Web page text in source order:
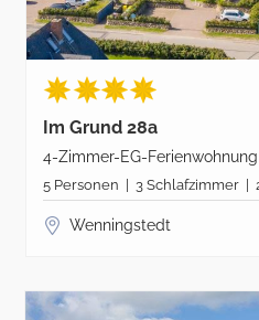
Im Grund 28a
4-Zimmer-EG-
5 Personen | 3 Schlafzimmer |
Wenningstedt